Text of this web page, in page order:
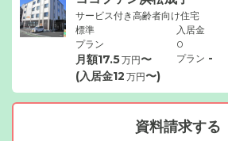
サービス付き高齢者向け住宅
標準
プラン
月額17.5万円〜
(入居金12 万円〜)
入居金
0
プラン -
資料請求する